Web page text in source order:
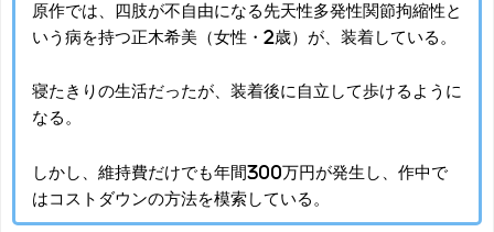
原作では、四肢が不自由になる先天性多発性関節拘縮性と
いう病を持つ正木希美（女性・2歳）が、装着している。
寝たきりの生活だったが、装着後に自立して歩けるように
なる。
しかし、維持費だけでも年間300万円が発生し、作中で
はコストダウンの方法を模索している。